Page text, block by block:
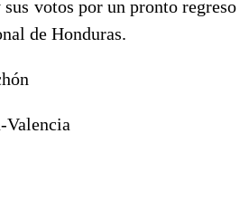
votos por un pronto regreso
de Honduras.
Valencia